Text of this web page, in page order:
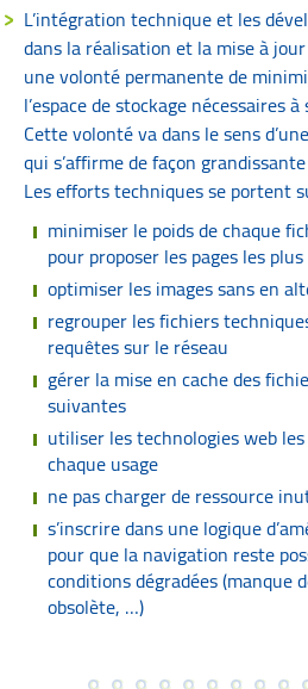
L’intégration technique et les
dans la réalisation et la mise à
une volonté permanente de
l’espace de stockage nécessaires
Cette volonté va dans le sens
qui s’affirme de façon
Les efforts techniques se portent
minimiser le poids de chaque
pour proposer les pages les
optimiser les images sans en
regrouper les fichiers
requêtes sur le réseau
gérer la mise en cache des
suivantes
utiliser les technologies web
chaque usage
ne pas charger de ressource
s’inscrire dans une logique
pour que la navigation reste
conditions dégradées (manque
obsolète, …)